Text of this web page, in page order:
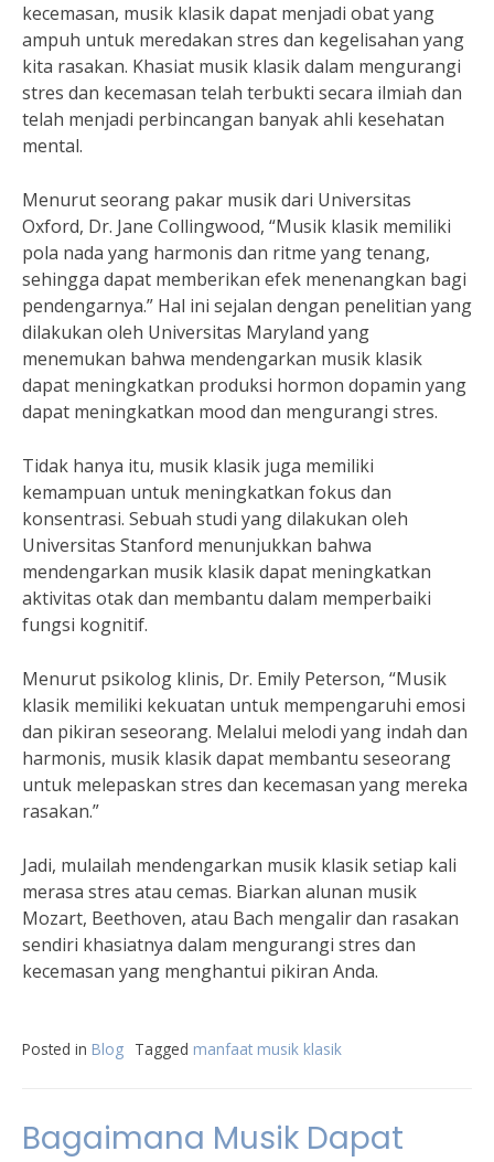
kecemasan, musik klasik dapat menjadi obat yang
ampuh untuk meredakan stres dan kegelisahan yang
kita rasakan. Khasiat musik klasik dalam mengurangi
stres dan kecemasan telah terbukti secara ilmiah dan
telah menjadi perbincangan banyak ahli kesehatan
mental.
Menurut seorang pakar musik dari Universitas
Oxford, Dr. Jane Collingwood, “Musik klasik memiliki
pola nada yang harmonis dan ritme yang tenang,
sehingga dapat memberikan efek menenangkan bagi
pendengarnya.” Hal ini sejalan dengan penelitian yang
dilakukan oleh Universitas Maryland yang
menemukan bahwa mendengarkan musik klasik
dapat meningkatkan produksi hormon dopamin yang
dapat meningkatkan mood dan mengurangi stres.
Tidak hanya itu, musik klasik juga memiliki
kemampuan untuk meningkatkan fokus dan
konsentrasi. Sebuah studi yang dilakukan oleh
Universitas Stanford menunjukkan bahwa
mendengarkan musik klasik dapat meningkatkan
aktivitas otak dan membantu dalam memperbaiki
fungsi kognitif.
Menurut psikolog klinis, Dr. Emily Peterson, “Musik
klasik memiliki kekuatan untuk mempengaruhi emosi
dan pikiran seseorang. Melalui melodi yang indah dan
harmonis, musik klasik dapat membantu seseorang
untuk melepaskan stres dan kecemasan yang mereka
rasakan.”
Jadi, mulailah mendengarkan musik klasik setiap kali
merasa stres atau cemas. Biarkan alunan musik
Mozart, Beethoven, atau Bach mengalir dan rasakan
sendiri khasiatnya dalam mengurangi stres dan
kecemasan yang menghantui pikiran Anda.
Posted in Blog Tagged manfaat musik klasik
Bagaimana Musik Dapat